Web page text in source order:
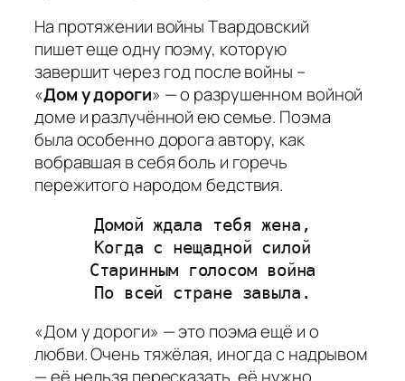
На протяжении войны Твардовский
пишет еще одну поэму, которую
завершит через год после войны –
«Дом у дороги» — о разрушенном войной
доме и разлучённой ею семье. Поэма
была особенно дорога автору, как
вобравшая в себя боль и горечь
пережитого народом бедствия.
Домой ждала тебя жена,
Когда с нещадной силой
Старинным голосом война
По всей стране завыла.
«Дом у дороги» — это поэма ещё и о
любви. Очень тяжёлая, иногда с надрывом